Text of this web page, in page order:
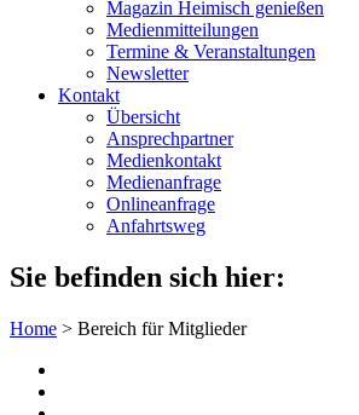
Magazin Heimisch genießen
Medienmitteilungen
Termine & Veranstaltungen
Newsletter
Kontakt
Übersicht
Ansprechpartner
Medienkontakt
Medienanfrage
Onlineanfrage
Anfahrtsweg
Sie befinden sich hier:
Home > Bereich für Mitglieder